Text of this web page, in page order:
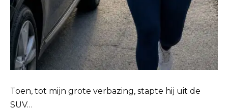
Toen, tot mijn grote verbazing, stapte hij uit de
SUV…